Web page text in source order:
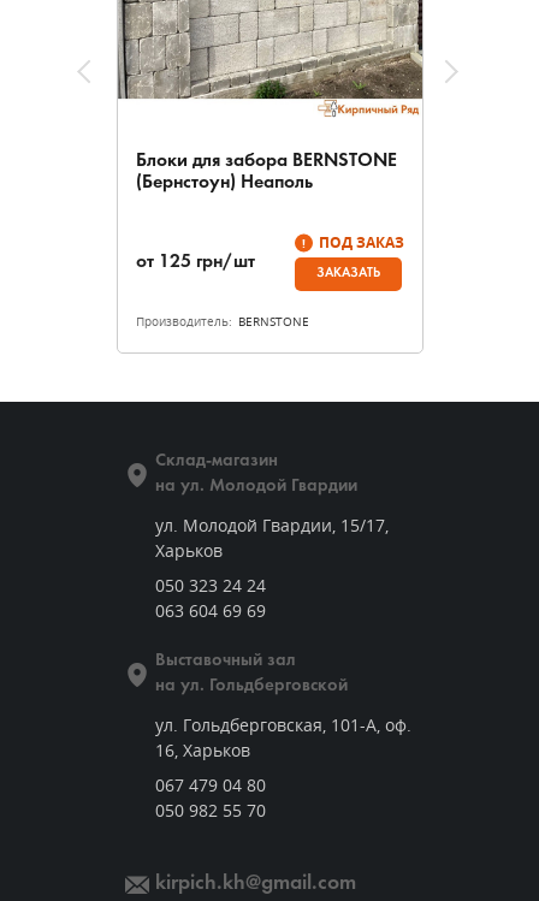
Блоки для забора BERNSTONE
(Бернстоун) Неаполь
от 125 грн/шт
ПОД ЗАКАЗ
ЗАКАЗАТЬ
Производитель: BERNSTONE
Склад-магазин
на ул. Молодой Гвардии
ул. Молодой Гвардии, 15/17,
Харьков
050 323 24 24
063 604 69 69
Выставочный зал
на ул. Гольдберговской
ул. Гольдберговская, 101-А, оф.
16, Харьков
067 479 04 80
050 982 55 70
kirpich.kh@gmail.com